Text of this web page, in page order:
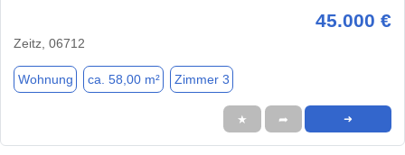
45.000 €
Zeitz, 06712
Wohnung ca. 58,00 m² Zimmer 3
★ ➦ ➜